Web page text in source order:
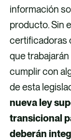
información
producto. Sin
certificadoras
que
cumplir con
de esta
nueva ley
transicional
deberán